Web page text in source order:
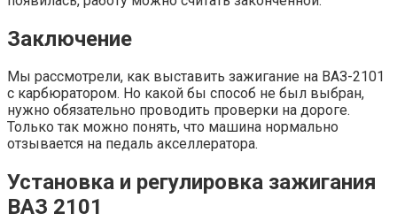
Заключение
Мы рассмотрели, как выставить зажигание на ВАЗ-2101
с карбюратором. Но какой бы способ не был выбран,
нужно обязательно проводить проверки на дороге.
Только так можно понять, что машина нормально
отзывается на педаль акселлератора.
Установка и регулировка зажигания
ВАЗ 2101